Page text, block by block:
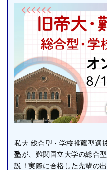
私大 総合型・学校推薦型選
塾が、難関国立大学の総合
説！実際に合格した先輩の